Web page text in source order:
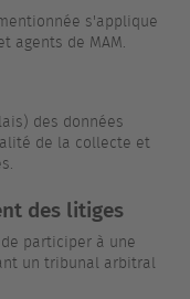
s'applique
agents de MAM.
des données
de la collecte et
des litiges
participer à une
un tribunal arbitral